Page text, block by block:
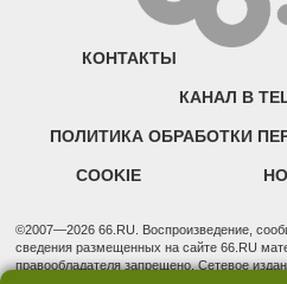
КОНТАКТЫ
КАНАЛ В
ПОЛИТИКА ОБРАБОТКИ
COOKIE
©2007—2026 66.RU. Воспроизведение,
сведения размещенных на сайте 66.RU
правообладателя запрещено. Сетевое